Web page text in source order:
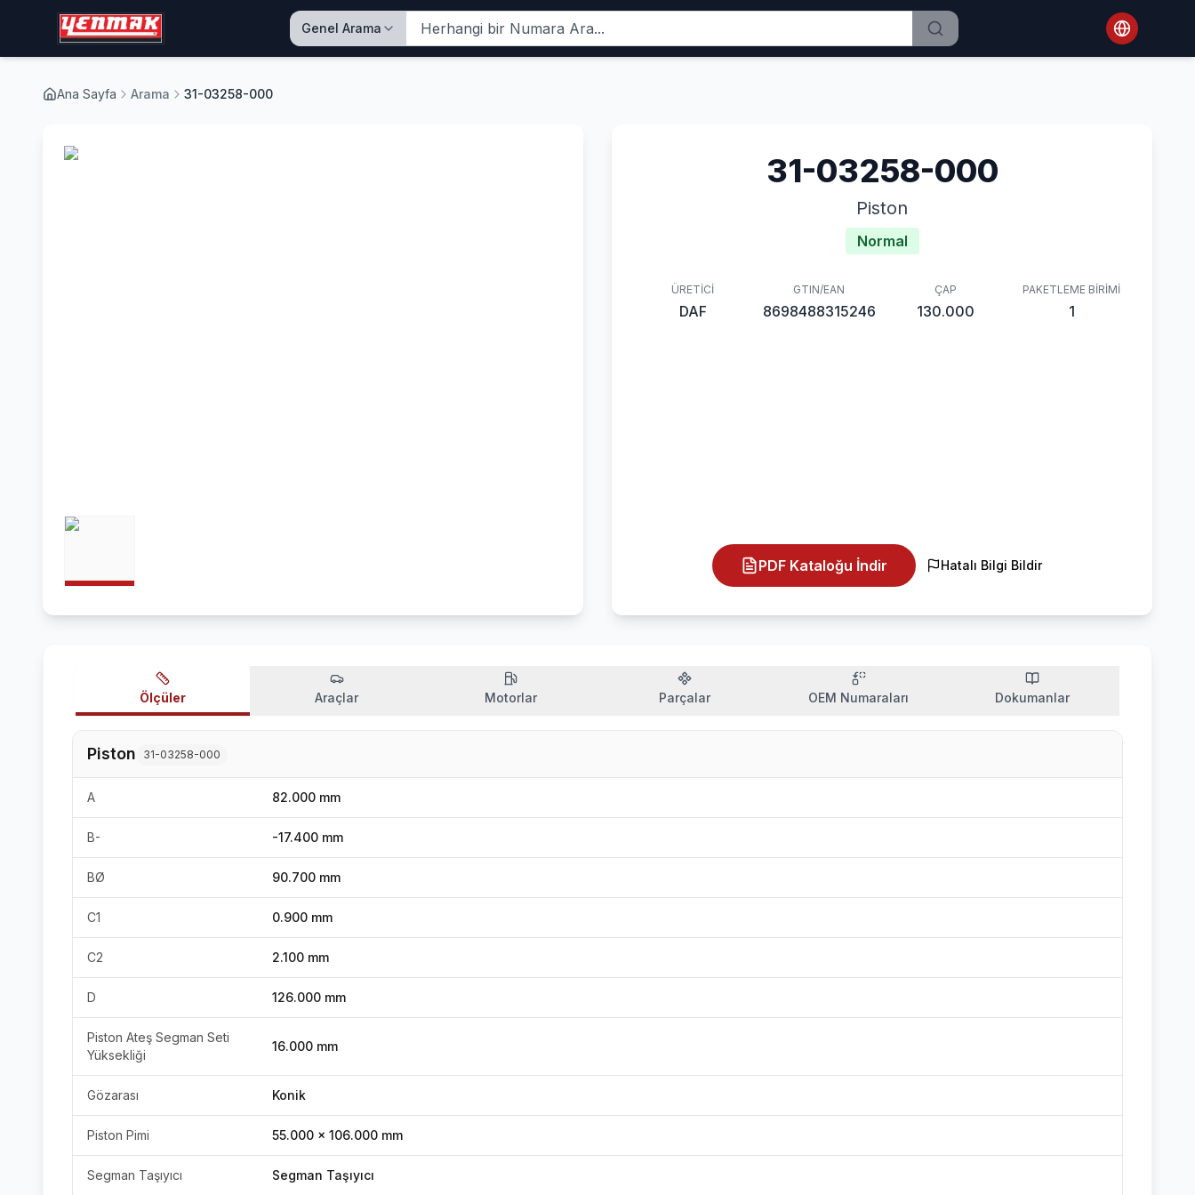
Genel Arama
Ana Sayfa Arama 31-03258-000
31-03258-000
Piston
Normal
ÜRETICI
DAF
GTIN/EAN
8698488315246
ÇAP
130.000
PAKETLEME BIRIMI
1
PDF Kataloğu İndir Hatalı Bilgi Bildir
Ölçüler Araçlar Motorlar Parçalar OEM Numaraları Dokumanlar
Piston 31-03258-000
A 82.000 mm
B- -17.400 mm
BØ 90.700 mm
C1 0.900 mm
C2 2.100 mm
D 126.000 mm
Piston Ateş Segman Seti
Yüksekliği
16.000 mm
Gözarası Konik
Piston Pimi 55.000 x 106.000 mm
Segman Taşıyıcı Segman Taşıyıcı